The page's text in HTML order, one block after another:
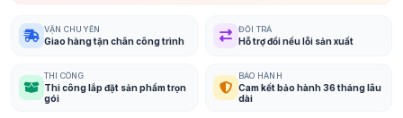
VẬN CHUYỂN
Giao hàng tận chân công trình
ĐỔI TRẢ
Hỗ trợ đổi nếu lỗi sản xuất
THI CÔNG
Thi công lắp đặt sản phẩm trọn
gói
BẢO HÀNH
Cam kết bảo hành 36 tháng lâu
dài